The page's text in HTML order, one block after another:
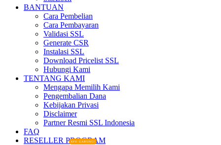
BANTUAN
Cara Pembelian
Cara Pembayaran
Validasi SSL
Generate CSR
Instalasi SSL
Download Pricelist SSL
Hubungi Kami
TENTANG KAMI
Mengapa Memilih Kami
Pengembalian Dana
Kebijakan Privasi
Disclaimer
Partner Resmi SSL Indonesia
FAQ
AYO GABUNG!
RESELLER PROGRAM